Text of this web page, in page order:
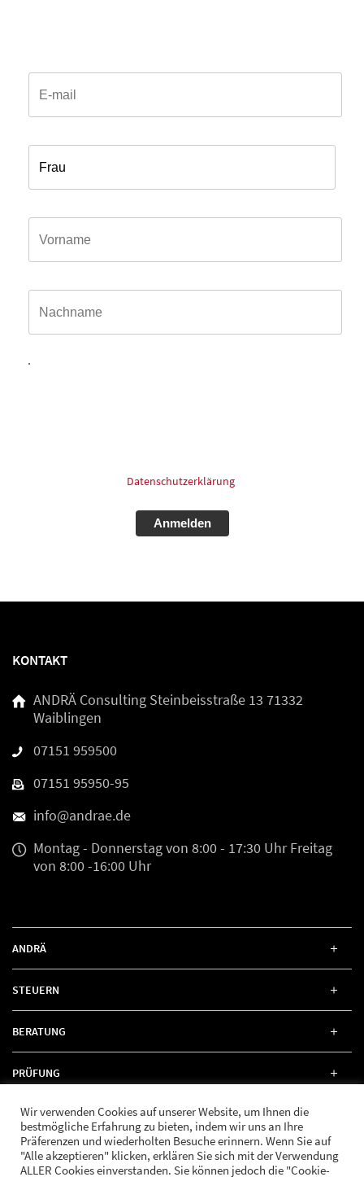
Datenschutzerklärung
KONTAKT
ANDRÄ Consulting Steinbeisstraße 13 71332
Waiblingen
07151 959500
07151 95950-95
info@andrae.de
Montag - Donnerstagvon 8:00 - 17:30 UhrFreitag
von 8:00 -16:00 Uhr
ANDRÄ
STEUERN
BERATUNG
PRÜFUNG
RECHT
Wir verwenden Cookies auf unserer Website, um Ihnen die
bestmögliche Erfahrung zu bieten, indem wir uns an Ihre
Präferenzen und wiederholten Besuche erinnern. Wenn Sie auf
"Alle akzeptieren" klicken, erklären Sie sich mit der Verwendung
ALLER Cookies einverstanden. Sie können jedoch die "Cookie-